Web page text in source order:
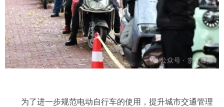
为了进一步规范电动自行车的使用，提升城市交通管理